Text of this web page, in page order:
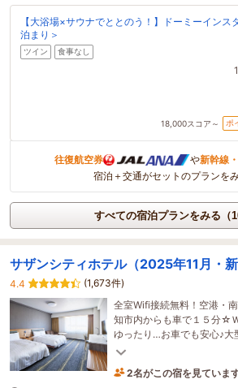
【大浴場×サウナでととのう！】ドーミーインス
泊まり＞
ツイン 食事なし
18,000スコア～ ポ
往復航空券 や新幹線
宿泊＋交通がセットのプランを
すべての宿泊プランをみる（
サザンシティホテル（2025年11月・新
4.4
(1,673件)
全室Wifi接続無料！空港・
知市内からも車で１５分☆
ゆったり…お車でも安心♪大
あり。門限なし
2名がこの宿を見ていま